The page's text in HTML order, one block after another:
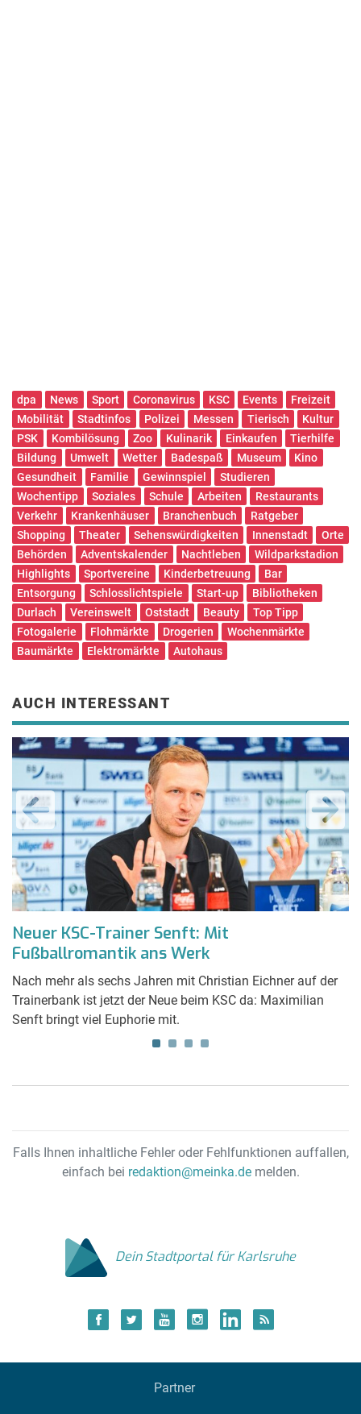
dpa News Sport Coronavirus KSC Events
Freizeit
Mobilität
Stadtinfos Polizei Messen Tierisch
Kultur
PSK
Kombilösung Zoo Kulinarik Einkaufen
Tierhilfe
Bildung
Umwelt Wetter Badespaß Museum
Kino
Gesundheit
Familie Gewinnspiel
Studieren
Wochentipp
Soziales Schule Arbeiten
Restaurants
Verkehr
Krankenhäuser Branchenbuch
Ratgeber
Shopping
Theater Sehenswürdigkeiten Innenstadt
Orte
Behörden
Adventskalender Nachtleben
Wildparkstadion
Highlights
Sportvereine Kinderbetreuung
Bar
Entsorgung
Schlosslichtspiele Start-up
Bibliotheken
Durlach
Vereinswelt Oststadt Beauty
Top Tipp
Fotogalerie
Flohmärkte Drogerien
Wochenmärkte
Baumärkte
Elektromärkte Autohaus
AUCH INTERESSANT
Neuer KSC-Trainer Senft: Mit
Fußballromantik ans Werk
Nach mehr als sechs Jahren mit Christian Eichner auf der
Trainerbank ist jetzt der Neue beim KSC da: Maximilian
Senft bringt viel Euphorie mit.
Falls Ihnen inhaltliche Fehler oder Fehlfunktionen auffallen,
einfach bei redaktion@meinka.demelden.
Dein Stadtportal für Karlsruhe
Partner